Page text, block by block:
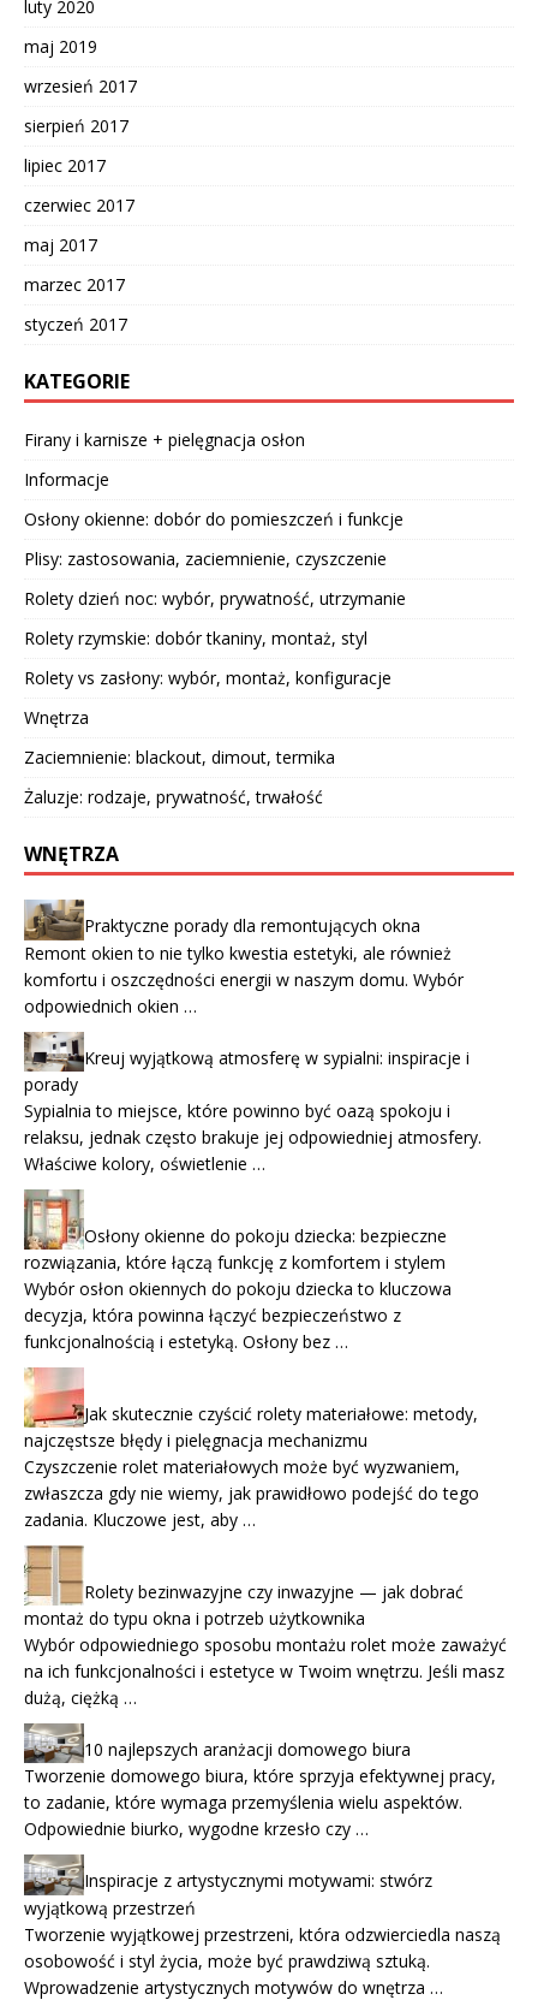
luty 2020
maj 2019
wrzesień 2017
sierpień 2017
lipiec 2017
czerwiec 2017
maj 2017
marzec 2017
styczeń 2017
KATEGORIE
Firany i karnisze + pielęgnacja osłon
Informacje
Osłony okienne: dobór do pomieszczeń i funkcje
Plisy: zastosowania, zaciemnienie, czyszczenie
Rolety dzień noc: wybór, prywatność, utrzymanie
Rolety rzymskie: dobór tkaniny, montaż, styl
Rolety vs zasłony: wybór, montaż, konfiguracje
Wnętrza
Zaciemnienie: blackout, dimout, termika
Żaluzje: rodzaje, prywatność, trwałość
WNĘTRZA
Praktyczne porady dla remontujących okna
Remont okien to nie tylko kwestia estetyki, ale również
komfortu i oszczędności energii w naszym domu. Wybór
odpowiednich okien …
Kreuj wyjątkową atmosferę w sypialni: inspiracje i
porady
Sypialnia to miejsce, które powinno być oazą spokoju i
relaksu, jednak często brakuje jej odpowiedniej atmosfery.
Właściwe kolory, oświetlenie …
Osłony okienne do pokoju dziecka: bezpieczne
rozwiązania, które łączą funkcję z komfortem i stylem
Wybór osłon okiennych do pokoju dziecka to kluczowa
decyzja, która powinna łączyć bezpieczeństwo z
funkcjonalnością i estetyką. Osłony bez …
Jak skutecznie czyścić rolety materiałowe: metody,
najczęstsze błędy i pielęgnacja mechanizmu
Czyszczenie rolet materiałowych może być wyzwaniem,
zwłaszcza gdy nie wiemy, jak prawidłowo podejść do tego
zadania. Kluczowe jest, aby …
Rolety bezinwazyjne czy inwazyjne — jak dobrać
montaż do typu okna i potrzeb użytkownika
Wybór odpowiedniego sposobu montażu rolet może zaważyć
na ich funkcjonalności i estetyce w Twoim wnętrzu. Jeśli masz
dużą, ciężką …
10 najlepszych aranżacji domowego biura
Tworzenie domowego biura, które sprzyja efektywnej pracy,
to zadanie, które wymaga przemyślenia wielu aspektów.
Odpowiednie biurko, wygodne krzesło czy …
Inspiracje z artystycznymi motywami: stwórz
wyjątkową przestrzeń
Tworzenie wyjątkowej przestrzeni, która odzwierciedla naszą
osobowość i styl życia, może być prawdziwą sztuką.
Wprowadzenie artystycznych motywów do wnętrza …